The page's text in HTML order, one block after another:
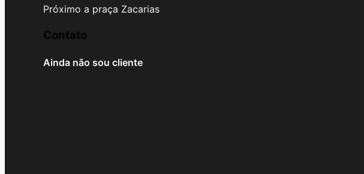
Próximo a praça Zacarias
Contato
Ainda não sou cliente